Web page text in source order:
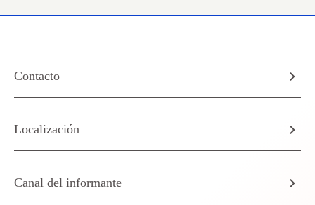
Contacto
Localización
Canal del informante